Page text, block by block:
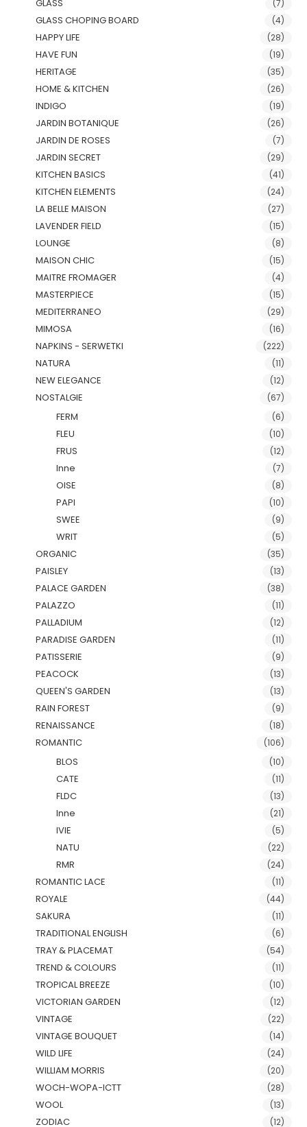
GLASS (7)
GLASS CHOPING BOARD (4)
HAPPY LIFE (28)
HAVE FUN (19)
HERITAGE (35)
HOME & KITCHEN (26)
INDIGO (19)
JARDIN BOTANIQUE (26)
JARDIN DE ROSES (7)
JARDIN SECRET (29)
KITCHEN BASICS (41)
KITCHEN ELEMENTS (24)
LA BELLE MAISON (27)
LAVENDER FIELD (15)
LOUNGE (8)
MAISON CHIC (15)
MAITRE FROMAGER (4)
MASTERPIECE (15)
MEDITERRANEO (29)
MIMOSA (16)
NAPKINS - SERWETKI (222)
NATURA (11)
NEW ELEGANCE (12)
NOSTALGIE (67)
FERM (6)
FLEU (10)
FRUS (12)
Inne (7)
OISE (8)
PAPI (10)
SWEE (9)
WRIT (5)
ORGANIC (35)
PAISLEY (13)
PALACE GARDEN (38)
PALAZZO (11)
PALLADIUM (12)
PARADISE GARDEN (11)
PATISSERIE (9)
PEACOCK (13)
QUEEN'S GARDEN (13)
RAIN FOREST (9)
RENAISSANCE (18)
ROMANTIC (106)
BLOS (10)
CATE (11)
FLDC (13)
Inne (21)
IVIE (5)
NATU (22)
RMR (24)
ROMANTIC LACE (11)
ROYALE (44)
SAKURA (11)
TRADITIONAL ENGLISH (6)
TRAY & PLACEMAT (54)
TREND & COLOURS (11)
TROPICAL BREEZE (10)
VICTORIAN GARDEN (12)
VINTAGE (22)
VINTAGE BOUQUET (14)
WILD LIFE (24)
WILLIAM MORRIS (20)
WOCH-WOPA-ICTT (28)
WOOL (13)
ZODIAC (12)